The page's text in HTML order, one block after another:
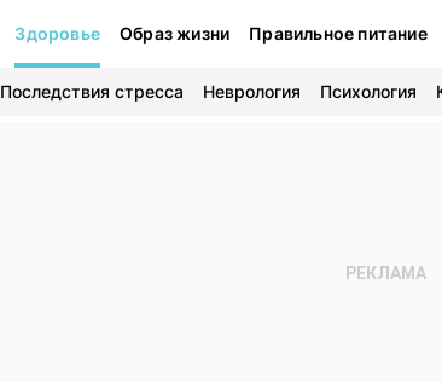
Здоровье Образ жизни Правильное питание
Последствия стресса Неврология Психология